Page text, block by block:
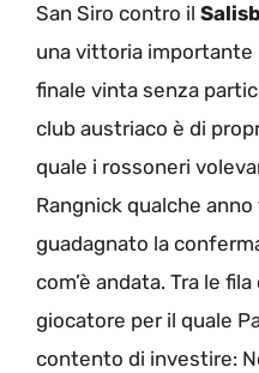
San Siro contro il
una vittoria importante
finale vinta senza
club austriaco è di
quale i rossoneri
Rangnick qualche anno
guadagnato la
com’è andata. Tra le
giocatore per il quale
contento di investire: